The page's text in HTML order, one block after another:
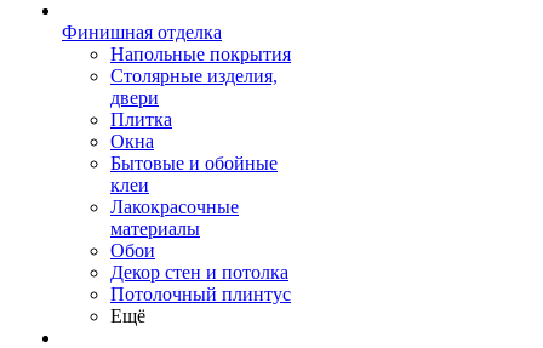
Финишная отделка
Напольные покрытия
Столярные изделия,
двери
Плитка
Окна
Бытовые и обойные
клеи
Лакокрасочные
материалы
Обои
Декор стен и потолка
Потолочный плинтус
Ещё